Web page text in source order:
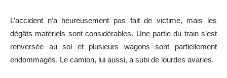
L’accident n’a heureusement pas fait de victime, mais les
dégâts matériels sont considérables. Une partie du train s’est
renversée au sol et plusieurs wagons sont partiellement
endommagés. Le camion, lui aussi, a subi de lourdes avaries.